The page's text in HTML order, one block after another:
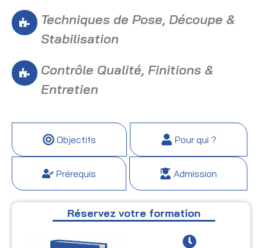
Techniques de Pose, Découpe &
Stabilisation
Contrôle Qualité, Finitions &
Entretien
Objectifs Pour qui ?
Prérequis Admission
Réservez votre formation